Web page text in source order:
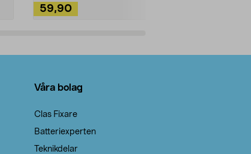
59,90
Våra bolag
Clas Fixare
Batteriexperten
Teknikdelar